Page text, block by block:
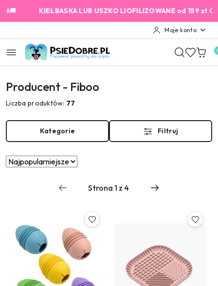
Przejdź do treści głównej
Przejdź do wyszukiwarki
Przejdź do moje konto
Przejdź do menu głównego
Przejdź do stopki
KIEŁBASKA LUB USZKO LIOFILIZOWANE od 159 zł GRATIS!
Moje konto
Producent - Fiboo
Liczba produktów: 77
Kategorie Filtruj
Zastosowano
Najpopularniejsze.
Sortuj